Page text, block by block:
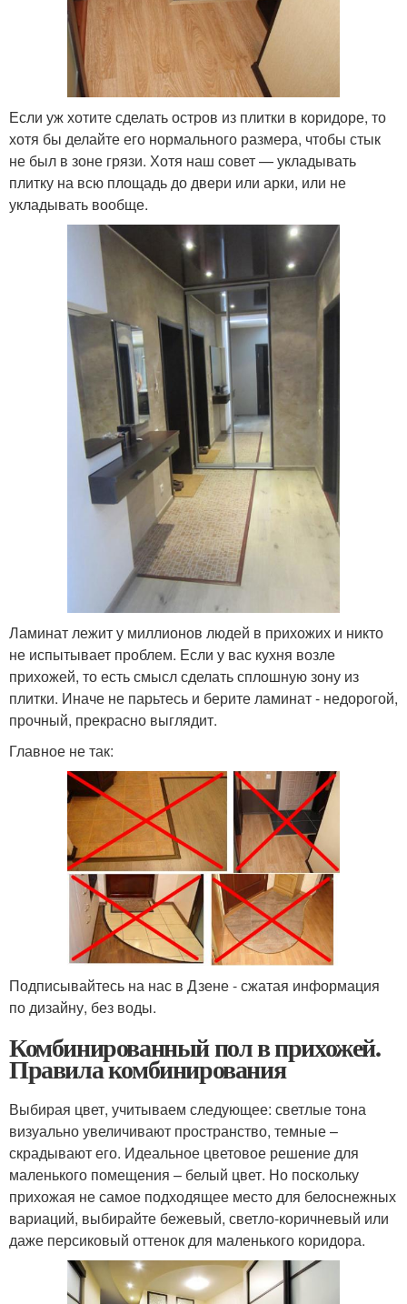
Если уж хотите сделать остров из плитки в коридоре, то
хотя бы делайте его нормального размера, чтобы стык
не был в зоне грязи. Хотя наш совет — укладывать
плитку на всю площадь до двери или арки, или не
укладывать вообще.
Ламинат лежит у миллионов людей в прихожих и никто
не испытывает проблем. Если у вас кухня возле
прихожей, то есть смысл сделать сплошную зону из
плитки. Иначе не парьтесь и берите ламинат - недорогой,
прочный, прекрасно выглядит.
Главное не так:
Подписывайтесь на нас в Дзене - сжатая информация
по дизайну, без воды.
Комбинированный пол в прихожей.
Правила комбинирования
Выбирая цвет, учитываем следующее: светлые тона
визуально увеличивают пространство, темные –
скрадывают его. Идеальное цветовое решение для
маленького помещения – белый цвет. Но поскольку
прихожая не самое подходящее место для белоснежных
вариаций, выбирайте бежевый, светло-коричневый или
даже персиковый оттенок для маленького коридора.